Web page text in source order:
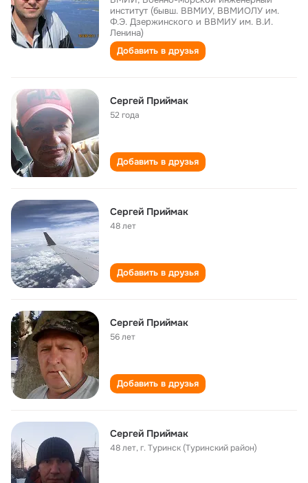
институт (бывш. ВВМИУ, ВВМИОЛУ им.
Ф.Э. Дзержинского и ВВМИУ им. В.И.
Ленина)
Добавить в друзья
Сергей Приймак
52 года
Добавить в друзья
Сергей Приймак
48 лет
Добавить в друзья
Сергей Приймак
56 лет
Добавить в друзья
Сергей Приймак
48 лет,г. Туринск (Туринский район)